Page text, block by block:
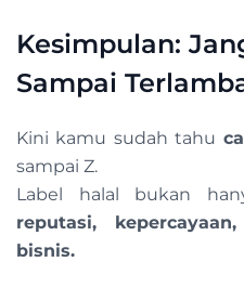
Kesimpulan:
Sampai
Kini kamu sudah tahu
sampai Z.
Label halal bukan
reputasi,
bisnis.